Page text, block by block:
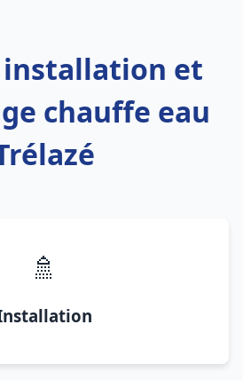
installation et
chauffe eau
🚿